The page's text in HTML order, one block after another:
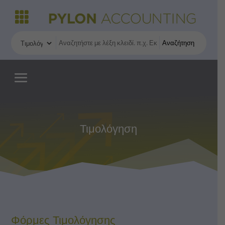
Αναζήτηση
Τιμολόγηση
Φόρμες Τιμολόγησης